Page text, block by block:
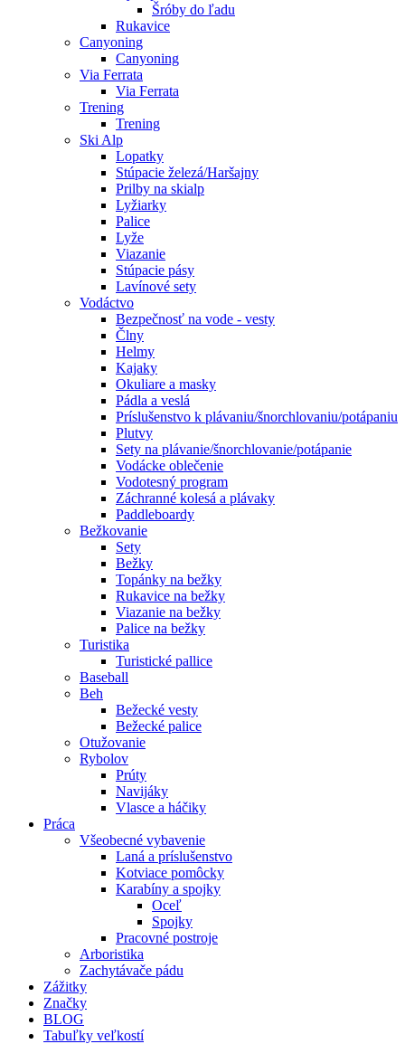
Šróby do ľadu
Rukavice
Canyoning
Canyoning
Via Ferrata
Via Ferrata
Trening
Trening
Ski Alp
Lopatky
Stúpacie železá/Haršajny
Prilby na skialp
Lyžiarky
Palice
Lyže
Viazanie
Stúpacie pásy
Lavínové sety
Vodáctvo
Bezpečnosť na vode - vesty
Člny
Helmy
Kajaky
Okuliare a masky
Pádla a veslá
Príslušenstvo k plávaniu/šnorchlovaniu/potápaniu
Plutvy
Sety na plávanie/šnorchlovanie/potápanie
Vodácke oblečenie
Vodotesný program
Záchranné kolesá a plávaky
Paddleboardy
Bežkovanie
Sety
Bežky
Topánky na bežky
Rukavice na bežky
Viazanie na bežky
Palice na bežky
Turistika
Turistické pallice
Baseball
Beh
Bežecké vesty
Bežecké palice
Otužovanie
Rybolov
Prúty
Navijáky
Vlasce a háčiky
Práca
Všeobecné vybavenie
Laná a príslušenstvo
Kotviace pomôcky
Karabíny a spojky
Oceľ
Spojky
Pracovné postroje
Arboristika
Zachytávače pádu
Zážitky
Značky
BLOG
Tabuľky veľkostí